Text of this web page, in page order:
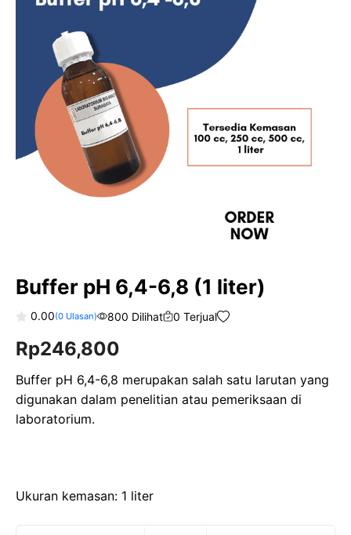
Buffer pH 6,4-6,8 (1 liter)
o
u
o
f
5
0.00(0Ulasan) 800 Dilihat 0 Terjual
Rp246,800
Buffer pH 6,4-6,8 merupakan salah satu larutan yang
digunakan dalam penelitian atau pemeriksaan di
laboratorium.
Ukuran kemasan: 1 liter